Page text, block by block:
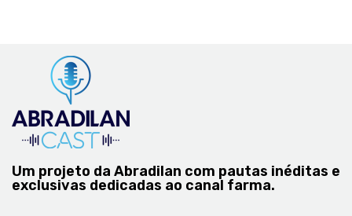
Um projeto da Abradilan com pautas inéditas e
exclusivas dedicadas ao canal farma.